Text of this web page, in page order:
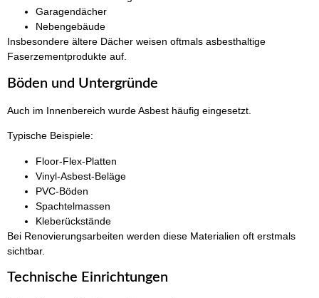
Garagendächer
Nebengebäude
Insbesondere ältere Dächer weisen oftmals asbesthaltige
Faserzementprodukte auf.
Böden und Untergründe
Auch im Innenbereich wurde Asbest häufig eingesetzt.
Typische Beispiele:
Floor-Flex-Platten
Vinyl-Asbest-Beläge
PVC-Böden
Spachtelmassen
Kleberückstände
Bei Renovierungsarbeiten werden diese Materialien oft erstmals
sichtbar.
Technische Einrichtungen